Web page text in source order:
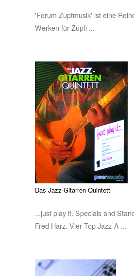
'Forum Zupfmusik' ist eine
Werken für Zupfi ...
Das Jazz-Gitarren Quintett
...just play it. Specials and
Fred Harz. Vier Top Jazz-A ...